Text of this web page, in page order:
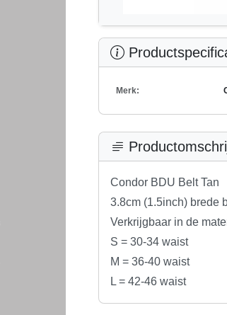
Merk:
Condor BDU Belt Tan
3.8cm (1.5inch) brede
Verkrijgbaar in de
S = 30-34 waist
M = 36-40 waist
L = 42-46 waist